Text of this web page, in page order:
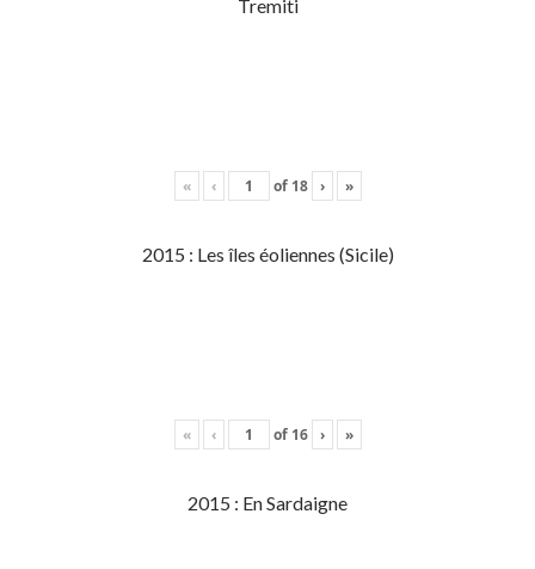
Tremiti
« ‹ of 18 › »
2015 : Les îles éoliennes (Sicile)
« ‹ of 16 › »
2015 : En Sardaigne